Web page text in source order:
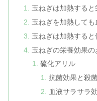
玉ねぎは加熱する
玉ねぎを加熱して
玉ねぎは加熱する
玉ねぎの栄養効果の
硫化アリル
抗菌効果と殺
血液サラサラ